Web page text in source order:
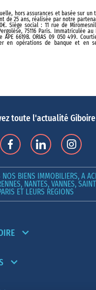
hors assurances et basée sur un
de 25 ans, réalisée par notre
Siège social : 11 rue de
75116 Paris. Immatriculée au
APE 6619B. ORIAS 09 050 499.
en opérations de banque et en
toute l'actualité
NOS BIENS IMMOBILIERS, A
NANTES, VANNES,
ET LEURS REGIONS